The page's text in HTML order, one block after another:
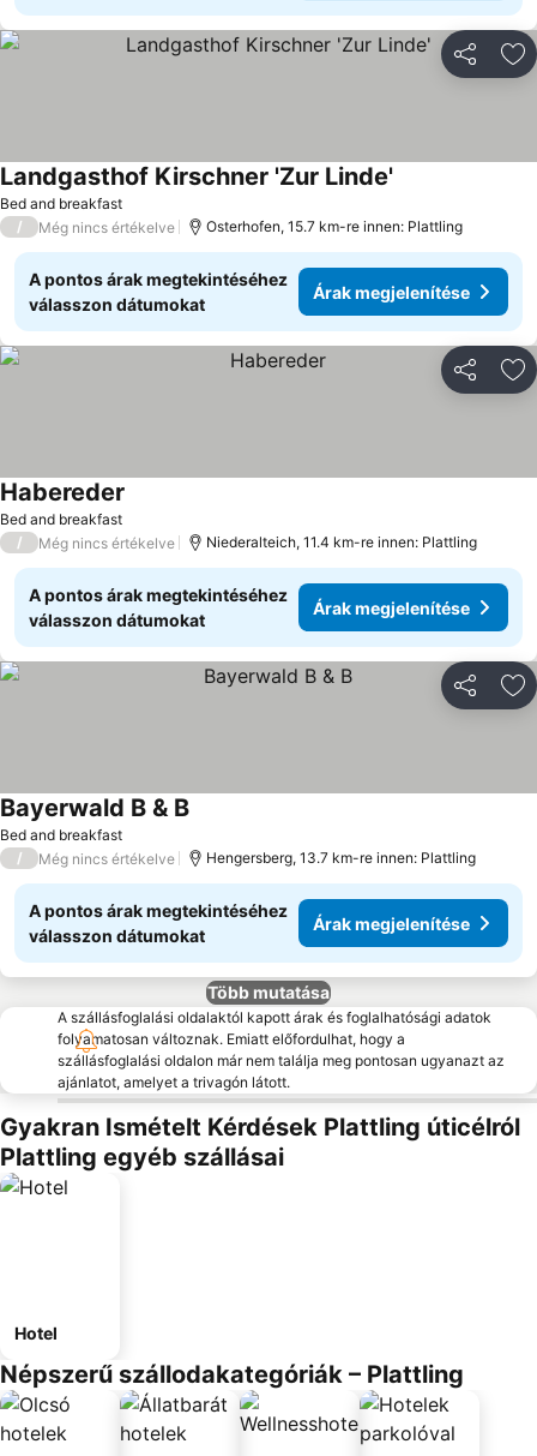
Bed and breakfast
Landgasthof Kirschner 'Zur Linde'
/ Még nincs értékelve Osterhofen, 15.7 km-re innen: Plattling
A pontos árak megtekintéséhez
válasszon dátumokat
Árak megjelenítése
Bed and breakfast
Habereder
/ Még nincs értékelve Niederalteich, 11.4 km-re innen: Plattling
A pontos árak megtekintéséhez
válasszon dátumokat
Árak megjelenítése
Bed and breakfast
Bayerwald B & B
/ Még nincs értékelve Hengersberg, 13.7 km-re innen: Plattling
A pontos árak megtekintéséhez
válasszon dátumokat
Árak megjelenítése
Több mutatása
A szállásfoglalási oldalaktól kapott árak és foglalhatósági adatok
folyamatosan változnak. Emiatt előfordulhat, hogy a
szállásfoglalási oldalon már nem találja meg pontosan ugyanazt az
ajánlatot, amelyet a trivagón látott.
Gyakran Ismételt Kérdések Plattling úticélról
Plattling egyéb szállásai
Hotel
Népszerű szállodakategóriák – Plattling